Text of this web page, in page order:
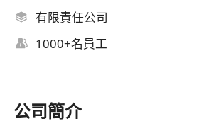
有限責任公司
1000+名員工
公司簡介